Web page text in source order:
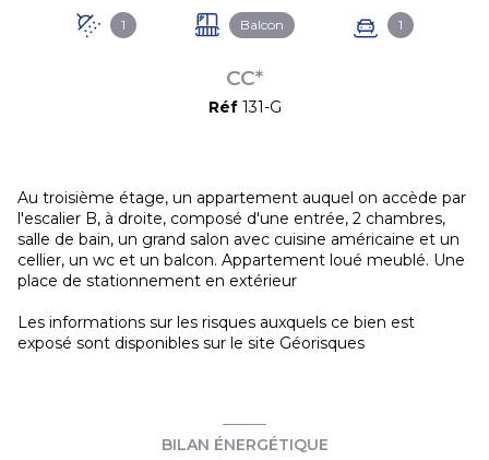
1 Balcon 1
CC*
Réf 131-G
Au troisième étage, un appartement auquel on accède par
l'escalier B, à droite, composé d'une entrée, 2 chambres,
salle de bain, un grand salon avec cuisine américaine et un
cellier, un wc et un balcon. Appartement loué meublé. Une
place de stationnement en extérieur
Les informations sur les risques auxquels ce bien est
exposé sont disponibles sur le site Géorisques
BILAN ÉNERGÉTIQUE